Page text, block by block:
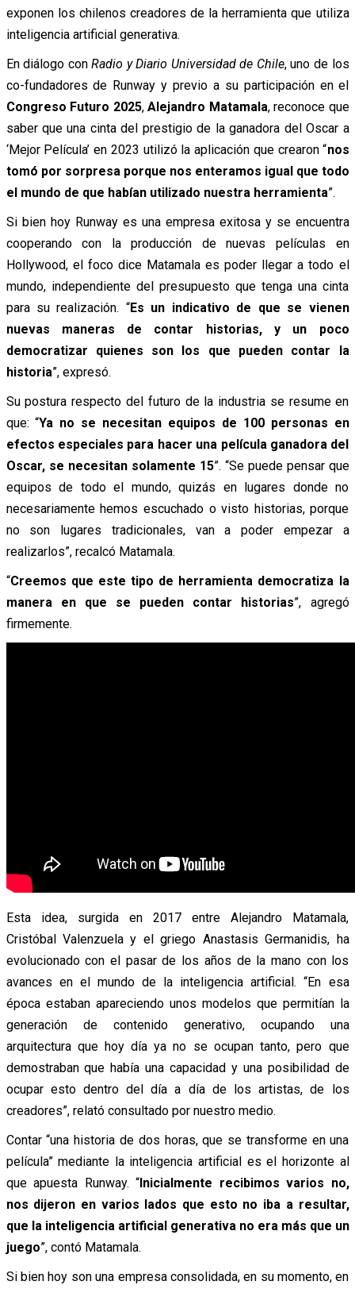
exponen los chilenos creadores de la herramienta que utiliza
inteligencia artificial generativa.
En diálogo conRadio y Diario Universidad de Chile, uno de los
co-fundadores de Runway y previo a su participación en el
Congreso Futuro 2025, Alejandro Matamala, reconoce que
saber que una cinta del prestigio de la ganadora del Oscar a
‘Mejor Película’ en 2023 utilizó la aplicación que crearon “nos
tomó por sorpresa porque nos enteramos igual que todo
el mundo de que habían utilizado nuestra herramienta”.
Si bien hoy Runway es una empresa exitosa y se encuentra
cooperando con la producción de nuevas películas en
Hollywood, el foco dice Matamala es poder llegar a todo el
mundo, independiente del presupuesto que tenga una cinta
para su realización. “Es un indicativo de que se vienen
nuevas maneras de contar historias, y un poco
democratizar quienes son los que pueden contar la
historia”, expresó.
Su postura respecto del futuro de la industria se resume en
que: “Ya no se necesitan equipos de 100 personas en
efectos especiales para hacer una película ganadora del
Oscar, se necesitan solamente 15”. “Se puede pensar que
equipos de todo el mundo, quizás en lugares donde no
necesariamente hemos escuchado o visto historias, porque
no son lugares tradicionales, van a poder empezar a
realizarlos”, recalcó Matamala.
“Creemos que este tipo de herramienta democratiza la
manera en que se pueden contar historias”, agregó
firmemente.
Esta idea, surgida en 2017 entre Alejandro Matamala,
Cristóbal Valenzuela y el griego Anastasis Germanidis, ha
evolucionado con el pasar de los años de la mano con los
avances en el mundo de la inteligencia artificial. “En esa
época estaban apareciendo unos modelos que permitían la
generación de contenido generativo, ocupando una
arquitectura que hoy día ya no se ocupan tanto, pero que
demostraban que había una capacidad y una posibilidad de
ocupar esto dentro del día a día de los artistas, de los
creadores”, relató consultado por nuestro medio.
Contar “una historia de dos horas, que se transforme en una
película” mediante la inteligencia artificial es el horizonte al
que apuesta Runway. “Inicialmente recibimos varios no,
nos dijeron en varios lados que esto no iba a resultar,
que la inteligencia artificial generativa no era más que un
juego”, contó Matamala.
Si bien hoy son una empresa consolidada, en su momento, en